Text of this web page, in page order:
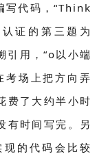
写代码，“Think
证的第三题为
引用，“o以小端
考场上把方向弄
费了大约半小时
有时间写完。另
的代码会比较